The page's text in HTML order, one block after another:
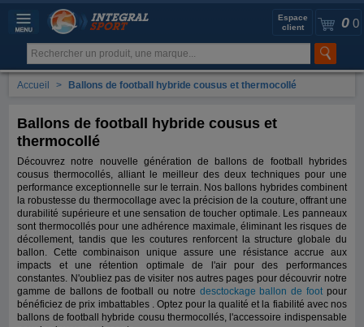
0 0
Espace
client
Accueil > Ballons de football hybride cousus et thermocollé
Ballons de football hybride cousus et
thermocollé
Découvrez notre nouvelle génération de ballons de football hybrides
cousus thermocollés, alliant le meilleur des deux techniques pour une
performance exceptionnelle sur le terrain. Nos ballons hybrides combinent
la robustesse du thermocollage avec la précision de la couture, offrant une
durabilité supérieure et une sensation de toucher optimale. Les panneaux
sont thermocollés pour une adhérence maximale, éliminant les risques de
décollement, tandis que les coutures renforcent la structure globale du
ballon. Cette combinaison unique assure une résistance accrue aux
impacts et une rétention optimale de l'air pour des performances
constantes. N'oubliez pas de visiter nos autres pages pour découvrir notre
gamme de ballons de football ou notre desctockage ballon de footpour
bénéficiez de prix imbattables . Optez pour la qualité et la fiabilité avec nos
ballons de football hybride cousu thermocollés, l'accessoire indispensable